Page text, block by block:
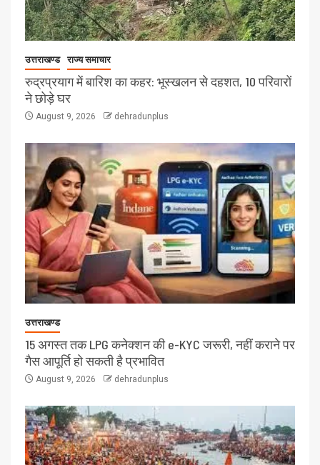
उत्तराखण्ड राज्य समाचार
रुद्रप्रयाग में बारिश का कहर: भूस्खलन से दहशत, 10 परिवारों
ने छोड़े घर
August 9, 2026 dehradunplus
उत्तराखण्ड
15 अगस्त तक LPG कनेक्शन की e-KYC जरूरी, नहीं कराने पर
गैस आपूर्ति हो सकती है प्रभावित
August 9, 2026 dehradunplus